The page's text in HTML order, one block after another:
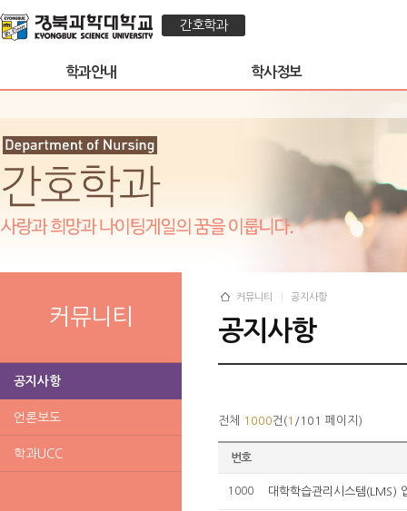
간호학과
학과안내 학사정보
커뮤니티
공지사항
언론보도
학과UCC
커뮤니티 공지사항
공지사항
전체 1000건(1 /101 페이지)
번호
1000 대학학습관리시스템(LMS)